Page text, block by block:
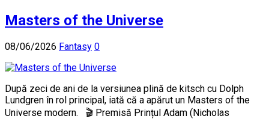
Masters of the Universe
08/06/2026 Fantasy 0
După zeci de ani de la versiunea plină de kitsch cu Dolph
Lundgren în rol principal, iată că a apărut un Masters of the
Universe modern. 🎬 Premisă Prințul Adam (Nicholas